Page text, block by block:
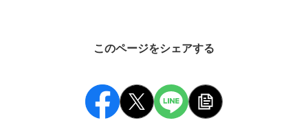
このページをシェアする